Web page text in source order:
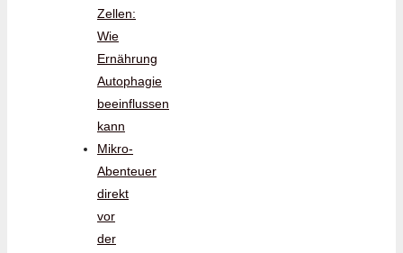
Zellen:
Wie
Ernährung
Autophagie
beeinflussen
kann
Mikro-
Abenteuer
direkt
vor
der